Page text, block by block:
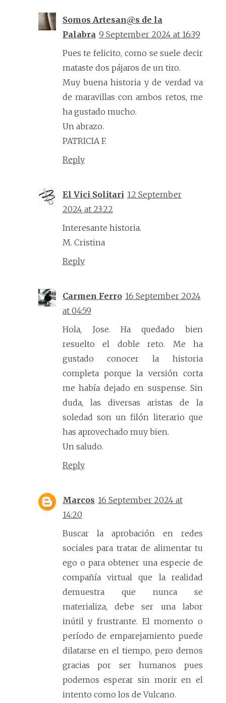
Somos Artesan@s de la
Palabra 9 September 2024 at 16:39
Pues te felicito, como se suele decir
mataste dos pájaros de un tiro.
Muy buena historia y de verdad va
de maravillas con ambos retos, me
ha gustado mucho.
Un abrazo.
PATRICIA F.
Reply
El Vici Solitari 12 September
2024 at 23:22
Interesante historia.
M. Cristina
Reply
Carmen Ferro 16 September 2024
at 04:59
Hola, Jose. Ha quedado bien
resuelto el doble reto. Me ha
gustado conocer la historia
completa porque la versión corta
me había dejado en suspense. Sin
duda, las diversas aristas de la
soledad son un filón literario que
has aprovechado muy bien.
Un saludo.
Reply
Marcos 16 September 2024 at
14:20
Buscar la aprobación en redes
sociales para tratar de alimentar tu
ego o para obtener una especie de
compañía virtual que la realidad
demuestra que nunca se
materializa, debe ser una labor
inútil y frustrante. El momento o
período de emparejamiento puede
dilatarse en el tiempo, pero demos
gracias por ser humanos pues
podemos esperar sin morir en el
intento como los de Vulcano.